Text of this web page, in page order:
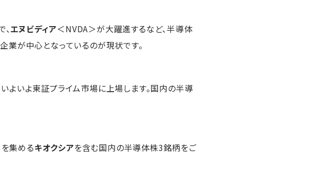
エヌビディア＜NVDA＞が大躍進するなど、半導体
業が中心となっているのが現状です。
いよいよ東証プライム市場に上場します。国内の半導
集めるキオクシアを含む国内の半導体株3銘柄をご